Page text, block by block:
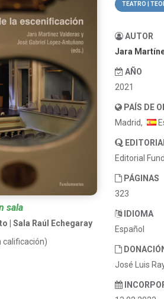
sala
| Sala Raúl Echegaray
calificación)
TEATRO |
AUTOR
Jara
AÑO
2021
PAÍS DE
Madrid,
Editorial
PÁGINAS
323
IDIOMA
Español
José Luis